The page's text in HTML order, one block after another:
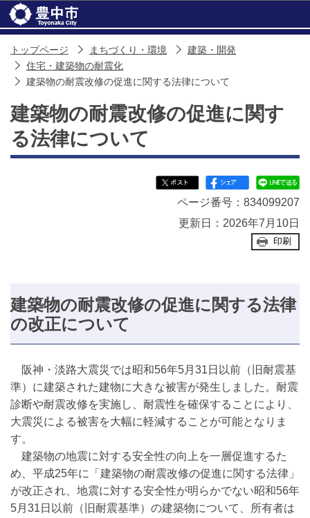
トップページ まちづくり・環境
建築・開発
住宅・建築物の耐震化
建築物の耐震改修の促進に関する法律について
建築物の耐震改修の促進に関す
る法律について
ページ番号：834099207
更新日：2026年7月10日
印刷
建築物の耐震改修の促進に関する法律
の改正について
阪神・淡路大震災では昭和56年5月31日以前（旧耐震基
準）に建築された建物に大きな被害が発生しました。耐震
診断や耐震改修を実施し、耐震性を確保することにより、
大震災による被害を大幅に軽減することが可能となりま
す。
建築物の地震に対する安全性の向上を一層促進するた
め、平成25年に「建築物の耐震改修の促進に関する法律」
が改正され、地震に対する安全性が明らかでない昭和56年
5月31日以前（旧耐震基準）の建築物について、所有者は